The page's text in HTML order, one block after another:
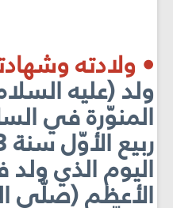
• ولادته
ولد (عليه
المنوّرة في
ربيع الأوّل سنة 83 للهجرة
اليوم الذي
الأعظم (صلّى